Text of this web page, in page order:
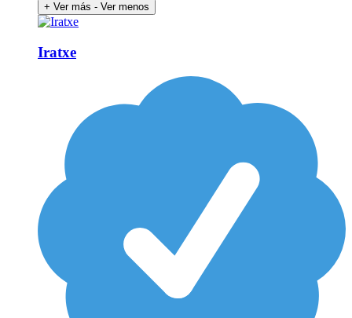
+ Ver más - Ver menos
Iratxe